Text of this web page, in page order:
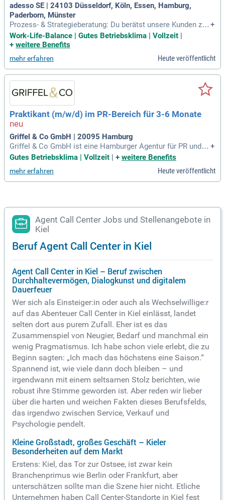
adesso SE | 24103 Düsseldorf, Köln, Essen, Hamburg,
Paderborn, Münster
Prozess- & Strategieberatung: Du berätst unsere Kunden zu i
hren Customer-Service-Prozessen, identifizierst Automatisi
erungspotenziale und entwickelst Strategien, wie AI Agents
+
Work-Life-Balance | Gutes Betriebsklima | Vollzeit |
+ weitere Benefits
mehr erfahren Heute veröffentlicht
Praktikant (m/w/d) im PR-Bereich für 3-6 Monate
Griffel & Co GmbH | 20095 Hamburg
Griffel & Co GmbH ist eine Hamburger Agentur für PR und S
ocial Media. Mit viel Spaß und Herzblut beraten und begleite
hrem Erfolgskurs.
+
Gutes Betriebsklima | Vollzeit | + weitere Benefits
mehr erfahren Heute veröffentlicht
Agent Call Center Jobs und Stellenangebote in
Kiel
Beruf Agent Call Center in Kiel
Agent Call Center in Kiel – Beruf zwischen
Durchhaltevermögen, Dialogkunst und digitalem
Dauerfeuer
Wer sich als Einsteiger:in oder auch als Wechselwillige:r
auf das Abenteuer Call Center in Kiel einlässt, landet
selten dort aus purem Zufall. Eher ist es das
Zusammenspiel von Neugier, Bedarf und manchmal ein
wenig Pragmatismus. Ich habe schon viele erlebt, die zu
Beginn sagten: „Ich mach das höchstens eine Saison.“
Spannend ist, wie viele dann doch bleiben – und
irgendwann mit einem seltsamen Stolz berichten, wie
robust ihre Stimme geworden ist. Aber reden wir lieber
über die harten und weichen Fakten dieses Berufsfelds,
das irgendwo zwischen Service, Verkauf und
Psychologie pendelt.
Kleine Großstadt, großes Geschäft – Kieler
Besonderheiten auf dem Markt
Erstens: Kiel, das Tor zur Ostsee, ist zwar kein
Branchenprimus wie Berlin oder Frankfurt, aber
unterschätzen sollte man die Szene hier nicht. Etliche
Unternehmen haben Call Center-Standorte in Kiel fest